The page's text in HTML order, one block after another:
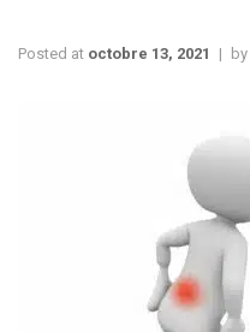
Posted at octobre 13, 2021 by